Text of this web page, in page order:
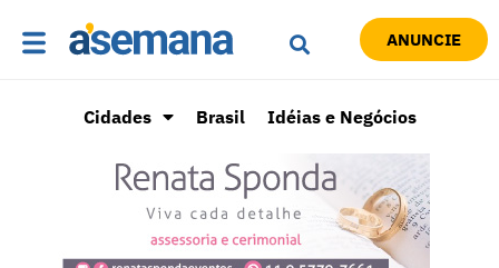
ANUNCIE
Cidades Brasil Idéias e Negócios